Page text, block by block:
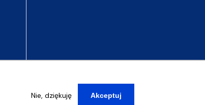
Nie, dziękuję Akceptuj